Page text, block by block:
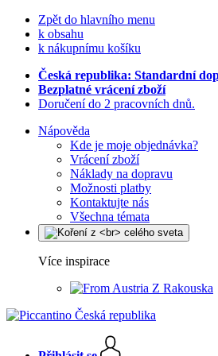
Zpět do hlavního menu
k obsahu
k nákupnímu košíku
Česká republika: Standardní
Bezplatné vrácení zboží
Doručení do 2 pracovních dnů.
Nápověda
Kde je moje objednávka?
Vrácení zboží
Náklady na dopravu
Možnosti platby
Kontaktujte nás
Všechna témata
Více inspirace
Z Rakouska